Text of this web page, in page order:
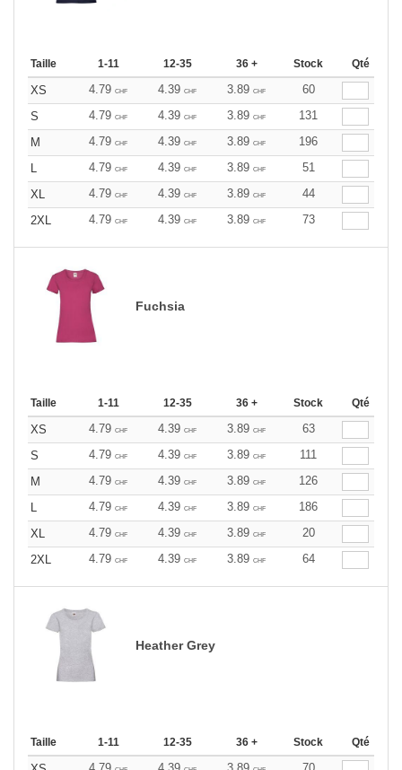
Taille 1-11 12-35 36 + Stock Qté
XS 4.79 CHF 4.39 CHF 3.89 CHF
60
S
4.79 CHF 4.39 CHF 3.89 CHF
131
M
4.79 CHF 4.39 CHF 3.89 CHF
196
L
4.79 CHF 4.39 CHF 3.89 CHF
51
XL
4.79 CHF 4.39 CHF 3.89 CHF
44
2XL
4.79 CHF 4.39 CHF 3.89 CHF 73
Fuchsia
Taille 1-11 12-35 36 + Stock Qté
XS 4.79 CHF 4.39 CHF 3.89 CHF
63
S
4.79 CHF 4.39 CHF 3.89 CHF
111
M
4.79 CHF 4.39 CHF 3.89 CHF
126
L
4.79 CHF 4.39 CHF 3.89 CHF
186
XL
4.79 CHF 4.39 CHF 3.89 CHF
20
2XL
4.79 CHF 4.39 CHF 3.89 CHF 64
Heather Grey
Taille 1-11 12-35 36 + Stock Qté